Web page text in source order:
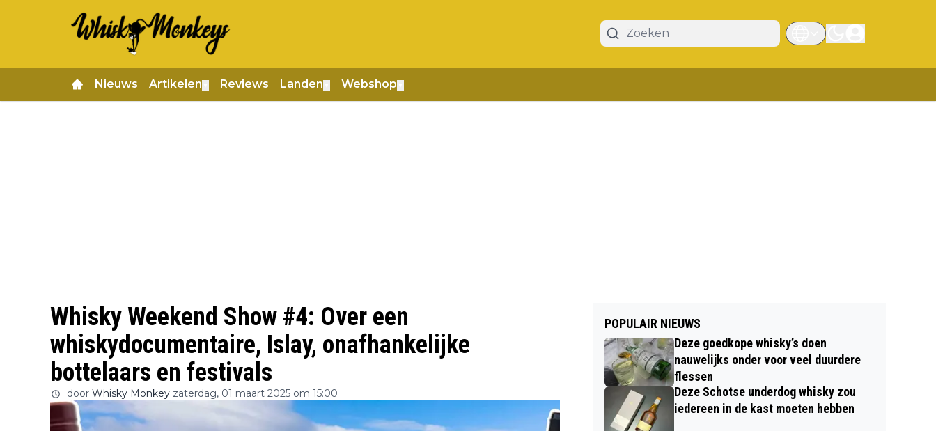
Nieuws Artikelen Reviews Landen Webshop
Whisky Weekend Show #4: Over een
whiskydocumentaire, Islay, onafhankelijke
bottelaars en festivals
door Whisky Monkey zaterdag, 01 maart 2025 om 15:00
POPULAIR NIEUWS
Deze goedkope whisky’s doen
nauwelijks onder voor veel duurdere
flessen
Deze Schotse underdog whisky zou
iedereen in de kast moeten hebben